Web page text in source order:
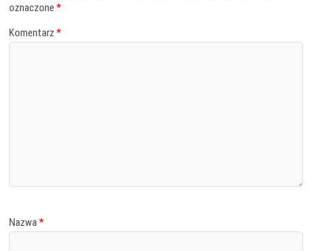
oznaczone*
Komentarz*
Nazwa*